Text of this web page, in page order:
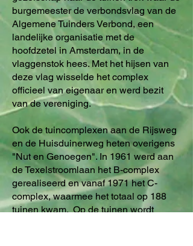
burgemeester de verbondsvlag van de
Algemene Tuinders Verbond, een
landelijke organisatie met de
hoofdzetel in Amsterdam, in de
vlaggenstok hees. Met het hijsen van
deze vlag wisselde het complex
officieel van eigenaar en werd bezit
van de vereniging.
Ook de tuincomplexen aan de Rijsweg
en de Huisduinerweg heten overigens
"Nut en Genoegen". In 1961 werd aan
de Texelstroomlaan het B-complex
gerealiseerd en vanaf 1971 het C-
complex, waarmee het totaal op 188
tuinen kwam. Op de tuinen wordt